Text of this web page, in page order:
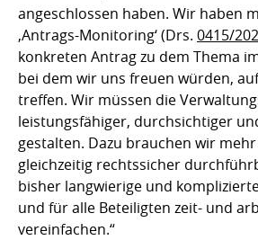
angeschlossen haben. Wir haben
‚Antrags-Monitoring‘ (Drs. 0415/
konkreten Antrag zu dem Thema
bei dem wir uns freuen würden,
treffen. Wir müssen die
leistungsfähiger, durchsichtiger
gestalten. Dazu brauchen wir
gleichzeitig rechtssicher
bisher langwierige und
und für alle Beteiligten zeit- und
vereinfachen.“